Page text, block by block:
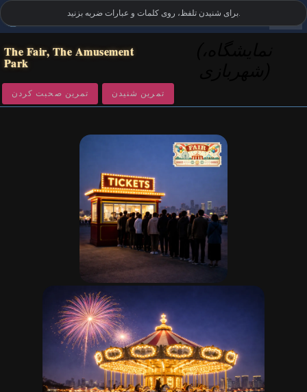
LanguageGuide.org• واژگان تصویری انگلیسی بریتانیایی
The Fair, The Amusement
Park
تمرین صحبت کردن تمرین شنیدن
برای شنیدن تلفظ، روی کلمات و عبارات ضربه بزنید.